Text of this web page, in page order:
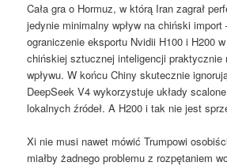
Cała gra o Hormuz, w którą Iran zagrał
jedynie minimalny wpływ na chiński import
ograniczenie eksportu Nvidii H100 i H200 w
chińskiej sztucznej inteligencji praktycznie
wpływu. W końcu Chiny skutecznie
DeepSeek V4 wykorzystuje układy
lokalnych źródeł. A H200 i tak nie jest
Xi nie musi nawet mówić Trumpowi
miałby żadnego problemu z rozpętaniem